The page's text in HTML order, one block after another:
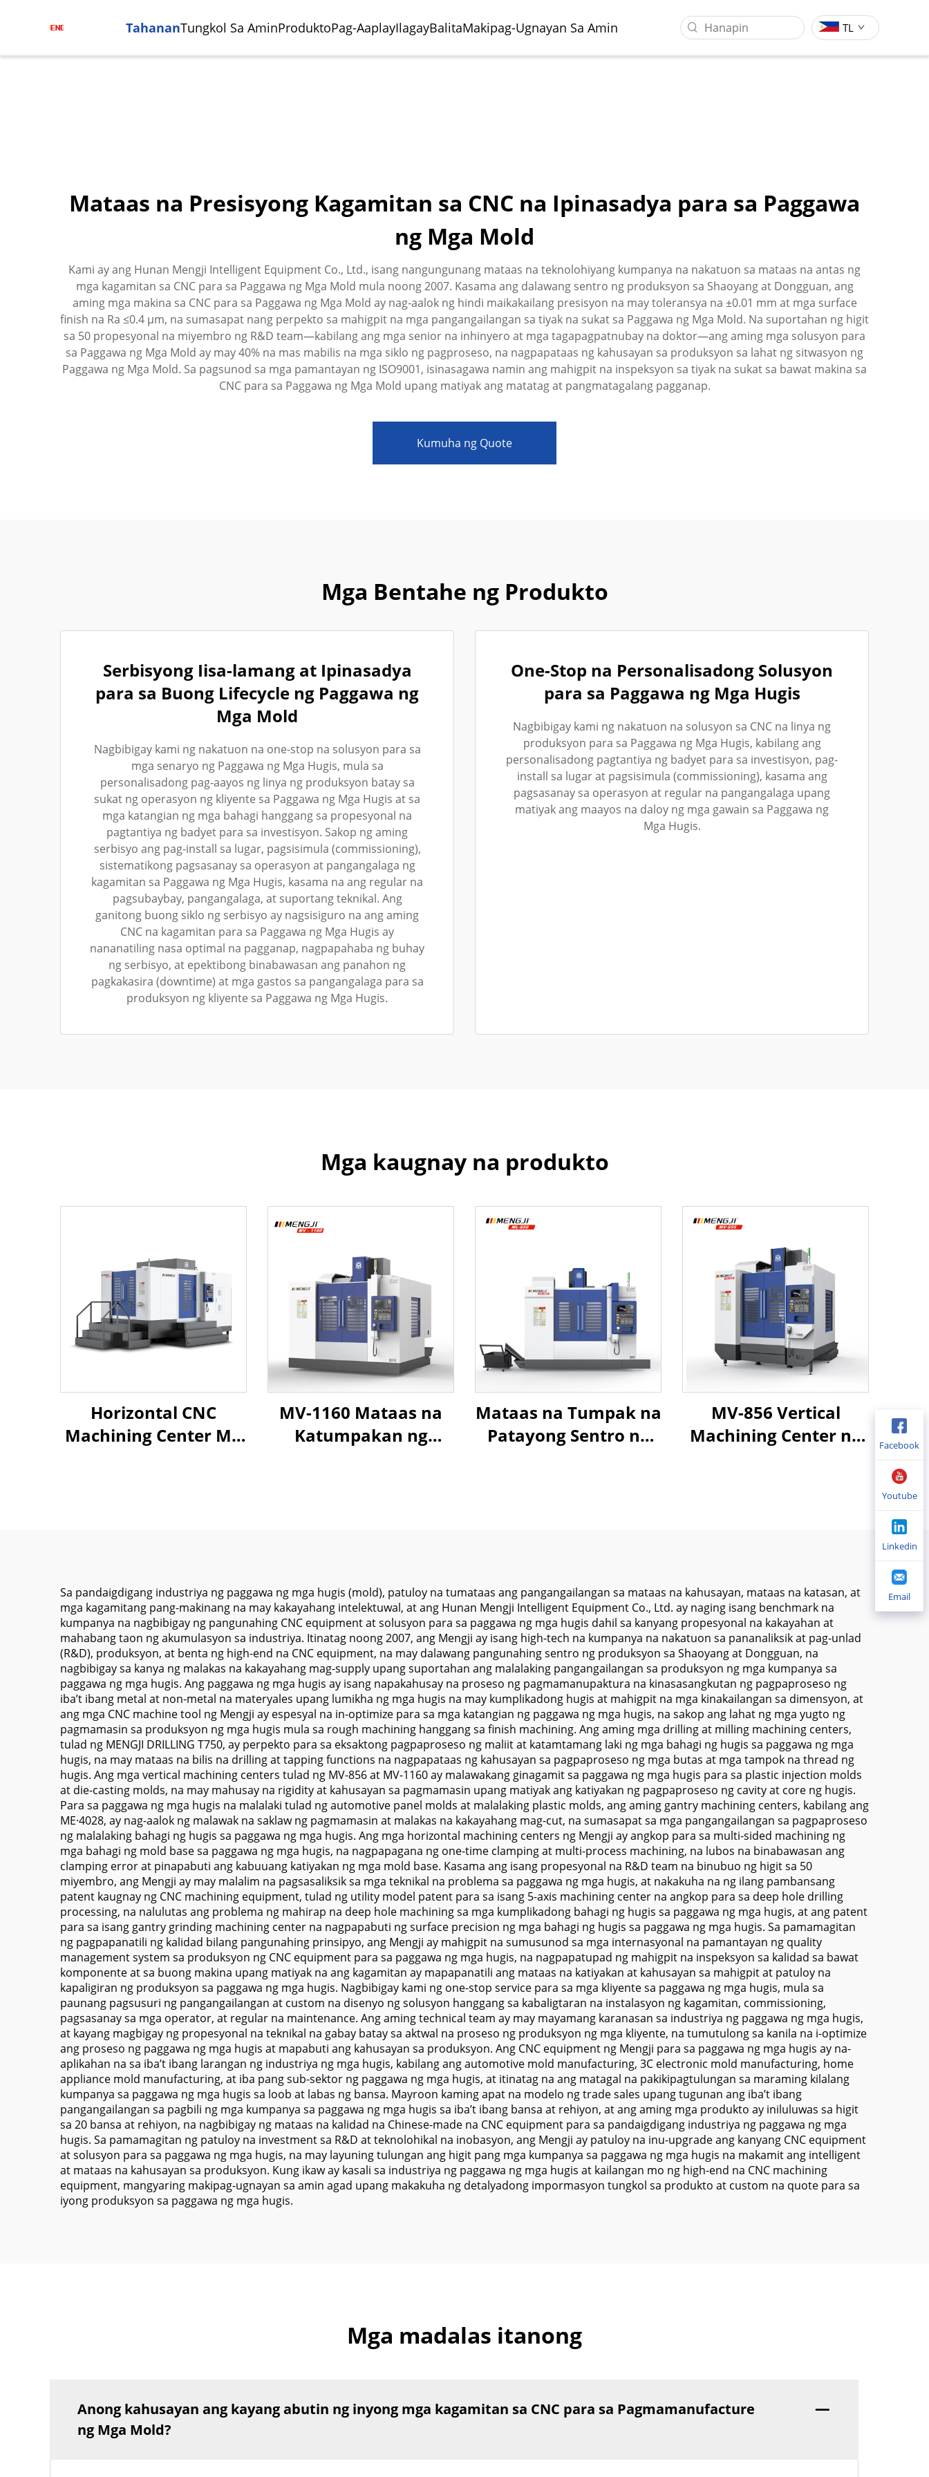
TahananTungkol Sa AminProdukto
Sentro Ng Paghuhukay
Sentro Ng Paghuhukay
Pag-Aaplay
Industriya Ng Paggawa Ng
Paggawa Ng Eroplano
Pagsasakay Ng Enerhiya Sa
IlagayBalitaMakipag-Ugnayan Sa Amin TL
Mataas na Presisyong Kagamitan sa CNC na Ipinasadya para sa Paggawa
ng Mga Mold
Kami ay ang Hunan Mengji Intelligent Equipment Co., Ltd., isang nangungunang mataas na teknolohiyang kumpanya na nakatuon sa mataas na antas ng
mga kagamitan sa CNC para sa Paggawa ng Mga Mold mula noong 2007. Kasama ang dalawang sentro ng produksyon sa Shaoyang at Dongguan, ang
aming mga makina sa CNC para sa Paggawa ng Mga Mold ay nag-aalok ng hindi maikakailang presisyon na may toleransya na ±0.01 mm at mga surface
finish na Ra ≤0.4 µm, na sumasapat nang perpekto sa mahigpit na mga pangangailangan sa tiyak na sukat sa Paggawa ng Mga Mold. Na suportahan ng higit
sa 50 propesyonal na miyembro ng R&D team—kabilang ang mga senior na inhinyero at mga tagapagpatnubay na doktor—ang aming mga solusyon para
sa Paggawa ng Mga Mold ay may 40% na mas mabilis na mga siklo ng pagproseso, na nagpapataas ng kahusayan sa produksyon sa lahat ng sitwasyon ng
Paggawa ng Mga Mold. Sa pagsunod sa mga pamantayan ng ISO9001, isinasagawa namin ang mahigpit na inspeksyon sa tiyak na sukat sa bawat makina sa
CNC para sa Paggawa ng Mga Mold upang matiyak ang matatag at pangmatagalang pagganap.
Kumuha ng Quote
Mga Bentahe ng Produkto
Serbisyong Iisa-lamang at Ipinasadya
para sa Buong Lifecycle ng Paggawa ng
Mga Mold
Nagbibigay kami ng nakatuon na one-stop na solusyon para sa
mga senaryo ng Paggawa ng Mga Hugis, mula sa
personalisadong pag-aayos ng linya ng produksyon batay sa
sukat ng operasyon ng kliyente sa Paggawa ng Mga Hugis at sa
mga katangian ng mga bahagi hanggang sa propesyonal na
pagtantiya ng badyet para sa investisyon. Sakop ng aming
serbisyo ang pag-install sa lugar, pagsisimula (commissioning),
sistematikong pagsasanay sa operasyon at pangangalaga ng
kagamitan sa Paggawa ng Mga Hugis, kasama na ang regular na
pagsubaybay, pangangalaga, at suportang teknikal. Ang
ganitong buong siklo ng serbisyo ay nagsisiguro na ang aming
CNC na kagamitan para sa Paggawa ng Mga Hugis ay
nananatiling nasa optimal na pagganap, nagpapahaba ng buhay
ng serbisyo, at epektibong binabawasan ang panahon ng
pagkakasira (downtime) at mga gastos sa pangangalaga para sa
produksyon ng kliyente sa Paggawa ng Mga Hugis.
One-Stop na Personalisadong Solusyon
para sa Paggawa ng Mga Hugis
Nagbibigay kami ng nakatuon na solusyon sa CNC na linya ng
produksyon para sa Paggawa ng Mga Hugis, kabilang ang
personalisadong pagtantiya ng badyet para sa investisyon, pag-
install sa lugar at pagsisimula (commissioning), kasama ang
pagsasanay sa operasyon at regular na pangangalaga upang
matiyak ang maayos na daloy ng mga gawain sa Paggawa ng
Mga Hugis.
Mga kaugnay na produkto
Horizontal CNC
Machining Center MJ-
MV-1160 Mataas na
Katumpakan ng
Motor para sa
Metalworking
Mataas na Tumpak na
Patayong Sentro ng
Disenyo ng Frame
MV-856 Vertical
Machining Center na
Sa pandaigdigang industriya ng paggawa ng mga hugis (mold), patuloy na tumataas ang pangangailangan sa mataas na kahusayan, mataas na katasan, at
mga kagamitang pang-makinang na may kakayahang intelektuwal, at ang Hunan Mengji Intelligent Equipment Co., Ltd. ay naging isang benchmark na
kumpanya na nagbibigay ng pangunahing CNC equipment at solusyon para sa paggawa ng mga hugis dahil sa kanyang propesyonal na kakayahan at
mahabang taon ng akumulasyon sa industriya. Itinatag noong 2007, ang Mengji ay isang high-tech na kumpanya na nakatuon sa pananaliksik at pag-unlad
(R&D), produksyon, at benta ng high-end na CNC equipment, na may dalawang pangunahing sentro ng produksyon sa Shaoyang at Dongguan, na
nagbibigay sa kanya ng malakas na kakayahang mag-supply upang suportahan ang malalaking pangangailangan sa produksyon ng mga kumpanya sa
paggawa ng mga hugis. Ang paggawa ng mga hugis ay isang napakahusay na proseso ng pagmamanupaktura na kinasasangkutan ng pagpaproseso ng
iba’t ibang metal at non-metal na materyales upang lumikha ng mga hugis na may kumplikadong hugis at mahigpit na mga kinakailangan sa dimensyon, at
ang mga CNC machine tool ng Mengji ay espesyal na in-optimize para sa mga katangian ng paggawa ng mga hugis, na sakop ang lahat ng mga yugto ng
pagmamasin sa produksyon ng mga hugis mula sa rough machining hanggang sa finish machining. Ang aming mga drilling at milling machining centers,
tulad ng MENGJI DRILLING T750, ay perpekto para sa eksaktong pagpaproseso ng maliit at katamtamang laki ng mga bahagi ng hugis sa paggawa ng mga
hugis, na may mataas na bilis na drilling at tapping functions na nagpapataas ng kahusayan sa pagpaproseso ng mga butas at mga tampok na thread ng
hugis. Ang mga vertical machining centers tulad ng MV-856 at MV-1160 ay malawakang ginagamit sa paggawa ng mga hugis para sa plastic injection molds
at die-casting molds, na may mahusay na rigidity at kahusayan sa pagmamasin upang matiyak ang katiyakan ng pagpaproseso ng cavity at core ng hugis.
Para sa paggawa ng mga hugis na malalaki tulad ng automotive panel molds at malalaking plastic molds, ang aming gantry machining centers, kabilang ang
ME·4028, ay nag-aalok ng malawak na saklaw ng pagmamasin at malakas na kakayahang mag-cut, na sumasapat sa mga pangangailangan sa pagpaproseso
ng malalaking bahagi ng hugis sa paggawa ng mga hugis. Ang mga horizontal machining centers ng Mengji ay angkop para sa multi-sided machining ng
mga bahagi ng mold base sa paggawa ng mga hugis, na nagpapagana ng one-time clamping at multi-process machining, na lubos na binabawasan ang
clamping error at pinapabuti ang kabuuang katiyakan ng mga mold base. Kasama ang isang propesyonal na R&D team na binubuo ng higit sa 50
miyembro, ang Mengji ay may malalim na pagsasaliksik sa mga teknikal na problema sa paggawa ng mga hugis, at nakakuha na ng ilang pambansang
patent kaugnay ng CNC machining equipment, tulad ng utility model patent para sa isang 5-axis machining center na angkop para sa deep hole drilling
processing, na nalulutas ang problema ng mahirap na deep hole machining sa mga kumplikadong bahagi ng hugis sa paggawa ng mga hugis, at ang patent
para sa isang gantry grinding machining center na nagpapabuti ng surface precision ng mga bahagi ng hugis sa paggawa ng mga hugis. Sa pamamagitan
ng pagpapanatili ng kalidad bilang pangunahing prinsipyo, ang Mengji ay mahigpit na sumusunod sa mga internasyonal na pamantayan ng quality
management system sa produksyon ng CNC equipment para sa paggawa ng mga hugis, na nagpapatupad ng mahigpit na inspeksyon sa kalidad sa bawat
komponente at sa buong makina upang matiyak na ang kagamitan ay mapapanatili ang mataas na katiyakan at kahusayan sa mahigpit at patuloy na
kapaligiran ng produksyon sa paggawa ng mga hugis. Nagbibigay kami ng one-stop service para sa mga kliyente sa paggawa ng mga hugis, mula sa
paunang pagsusuri ng pangangailangan at custom na disenyo ng solusyon hanggang sa kabaligtaran na instalasyon ng kagamitan, commissioning,
pagsasanay sa mga operator, at regular na maintenance. Ang aming technical team ay may mayamang karanasan sa industriya ng paggawa ng mga hugis,
at kayang magbigay ng propesyonal na teknikal na gabay batay sa aktwal na proseso ng produksyon ng mga kliyente, na tumutulong sa kanila na i-optimize
ang proseso ng paggawa ng mga hugis at mapabuti ang kahusayan sa produksyon. Ang CNC equipment ng Mengji para sa paggawa ng mga hugis ay na-
aplikahan na sa iba’t ibang larangan ng industriya ng mga hugis, kabilang ang automotive mold manufacturing, 3C electronic mold manufacturing, home
appliance mold manufacturing, at iba pang sub-sektor ng paggawa ng mga hugis, at itinatag na ang matagal na pakikipagtulungan sa maraming kilalang
kumpanya sa paggawa ng mga hugis sa loob at labas ng bansa. Mayroon kaming apat na modelo ng trade sales upang tugunan ang iba’t ibang
pangangailangan sa pagbili ng mga kumpanya sa paggawa ng mga hugis sa iba’t ibang bansa at rehiyon, at ang aming mga produkto ay iniluluwas sa higit
sa 20 bansa at rehiyon, na nagbibigay ng mataas na kalidad na Chinese-made na CNC equipment para sa pandaigdigang industriya ng paggawa ng mga
hugis. Sa pamamagitan ng patuloy na investment sa R&D at teknolohikal na inobasyon, ang Mengji ay patuloy na inu-upgrade ang kanyang CNC equipment
at solusyon para sa paggawa ng mga hugis, na may layuning tulungan ang higit pang mga kumpanya sa paggawa ng mga hugis na makamit ang intelligent
at mataas na kahusayan sa produksyon. Kung ikaw ay kasali sa industriya ng paggawa ng mga hugis at kailangan mo ng high-end na CNC machining
equipment, mangyaring makipag-ugnayan sa amin agad upang makakuha ng detalyadong impormasyon tungkol sa produkto at custom na quote para sa
iyong produksyon sa paggawa ng mga hugis.
Mga madalas itanong
Anong kahusayan ang kayang abutin ng inyong mga kagamitan sa CNC para sa Pagmamanufacture
ng Mga Mold?
Facebook
Youtube
Linkedin
Email